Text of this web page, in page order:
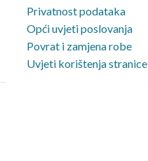
Privatnost podataka
Opći uvjeti poslovanja
Povrat i zamjena robe
Uvjeti korištenja stranice